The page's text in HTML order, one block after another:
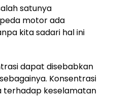
satunya
motor ada
kita sadari hal ini
dapat disebabkan
Konsentrasi
terhadap keselamatan